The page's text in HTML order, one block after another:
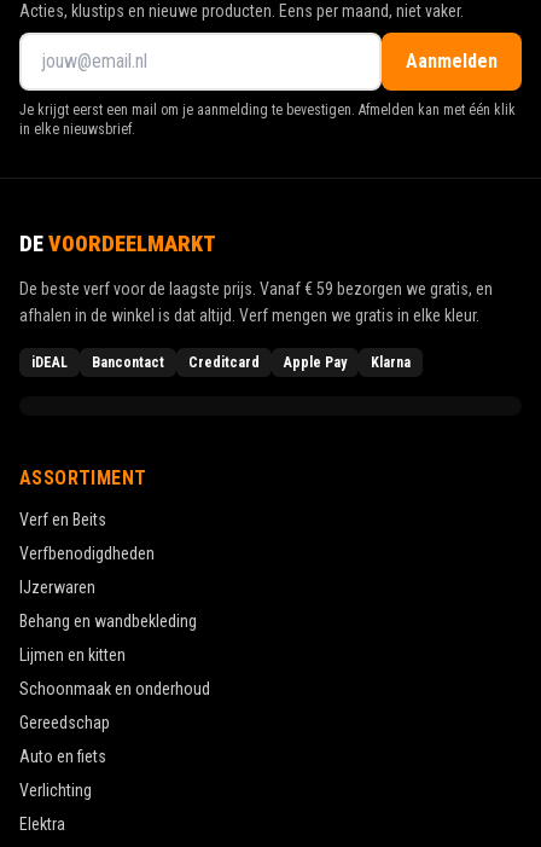
Acties, klustips en nieuwe producten. Eens per maand, niet vaker.
Aanmelden
Je krijgt eerst een mail om je aanmelding te bevestigen. Afmelden kan met één klik
in elke nieuwsbrief.
DEVOORDEELMARKT
De beste verf voor de laagste prijs. Vanaf€ 59 bezorgen we gratis, en
afhalen in de winkel is dat altijd. Verf mengen we gratis in elke kleur.
iDEAL Bancontact Creditcard Apple Pay Klarna
ASSORTIMENT
Verf en Beits
Verfbenodigdheden
IJzerwaren
Behang en wandbekleding
Lijmen en kitten
Schoonmaak en onderhoud
Gereedschap
Auto en fiets
Verlichting
Elektra